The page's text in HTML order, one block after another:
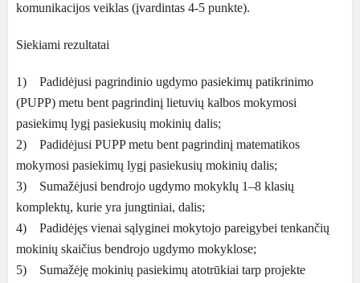
komunikacijos veiklas (įvardintas 4-5 punkte).
Siekiami rezultatai
1) Padidėjusi pagrindinio ugdymo pasiekimų patikrinimo
(PUPP) metu bent pagrindinį lietuvių kalbos mokymosi
pasiekimų lygį pasiekusių mokinių dalis;
2) Padidėjusi PUPP metu bent pagrindinį matematikos
mokymosi pasiekimų lygį pasiekusių mokinių dalis;
3) Sumažėjusi bendrojo ugdymo mokyklų 1–8 klasių
komplektų, kurie yra jungtiniai, dalis;
4) Padidėjęs vienai sąlyginei mokytojo pareigybei tenkančių
mokinių skaičius bendrojo ugdymo mokyklose;
5) Sumažėję mokinių pasiekimų atotrūkiai tarp projekte